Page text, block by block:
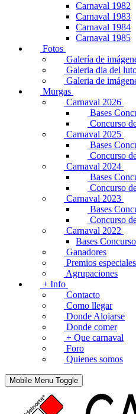
Carnaval 1982
Carnaval 1983
Carnaval 1984
Carnaval 1985
Fotos
Galería de
Galeria dia del
Galeria de
Murgas
Carnaval 2026
Bases
Concurso
Carnaval 2025
Bases
Concurso
Carnaval 2024
Bases
Concurso
Carnaval 2023
Bases
Concurso
Carnaval 2022
Bases
Ganadores
Premios especiales
Agrupaciones
+ Info
Contacto
Como llegar
Donde Alojarse
Donde comer
+ Que carnaval
Foro
Quienes somos
Mobile Menu Toggle